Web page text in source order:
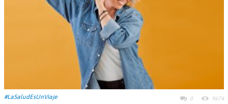
#LaSaludEsUnViaje 0 9674